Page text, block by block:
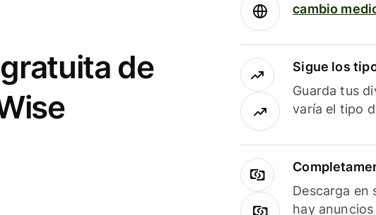
de
cambio
Sigue los
Guarda tus
varía el tipo
Descarga en
hay